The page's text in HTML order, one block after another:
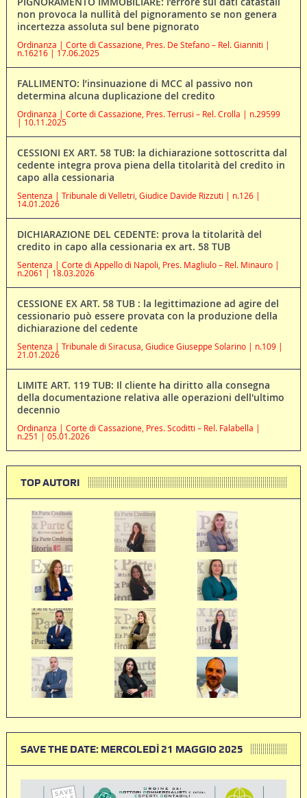
non provoca la nullità del pignoramento se non genera
incertezza assoluta sul bene pignorato
Ordinanza | Corte di Cassazione, Pres. De Stefano – Rel. Gianniti |
n.16216 | 17.06.2025
FALLIMENTO: l’insinuazione di MCC al passivo non
determina alcuna duplicazione del credito
Ordinanza | Corte di Cassazione, Pres. Terrusi – Rel. Crolla | n.29599
| 10.11.2025
CESSIONI EX ART. 58 TUB: la dichiarazione sottoscritta dal
cedente integra prova piena della titolarità del credito in
capo alla cessionaria
Sentenza | Tribunale di Velletri, Giudice Davide Rizzuti | n.126 |
14.01.2026
DICHIARAZIONE DEL CEDENTE: prova la titolarità del
credito in capo alla cessionaria ex art. 58 TUB
Sentenza | Corte di Appello di Napoli, Pres. Magliulo – Rel. Minauro |
n.2061 | 18.03.2026
CESSIONE EX ART. 58 TUB : la legittimazione ad agire del
cessionario può essere provata con la produzione della
dichiarazione del cedente
Sentenza | Tribunale di Siracusa, Giudice Giuseppe Solarino | n.109 |
21.01.2026
LIMITE ART. 119 TUB: Il cliente ha diritto alla consegna
della documentazione relativa alle operazioni dell'ultimo
decennio
Ordinanza | Corte di Cassazione, Pres. Scoditti – Rel. Falabella |
n.251 | 05.01.2026
TOP AUTORI
SAVE THE DATE: MERCOLEDÌ 21 MAGGIO 2025